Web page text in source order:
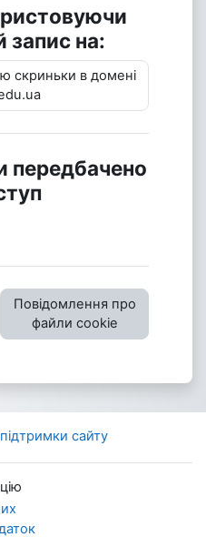
запис на:
скриньки в домені
передбачено
Повідомлення про
файли cookie
сайту